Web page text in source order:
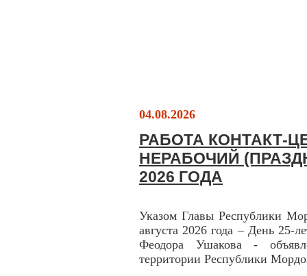
04.08.2026
РАБОТА КОНТАКТ-
НЕРАБОЧИЙ
2026 ГОДА
Указом Главы Республики
августа 2026 года – День 25-
Феодора Ушакова -
территории Республики